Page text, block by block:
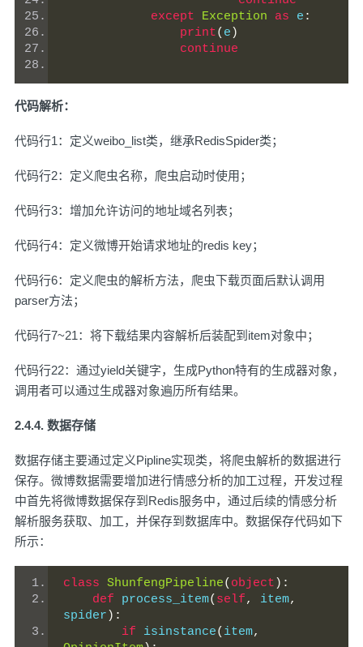
except
Exception as e :
print( e )
continue
代码解析：
代码行1：定义weibo_list类，继承RedisSpider类；
代码行2：定义爬虫名称，爬虫启动时使用；
代码行3：增加允许访问的地址域名列表；
代码行4：定义微博开始请求地址的redis key；
代码行6：定义爬虫的解析方法，爬虫下载页面后默认调用
parser方法；
代码行7~21：将下载结果内容解析后装配到item对象中；
代码行22：通过yield关键字，生成Python特有的生成器对象，
调用者可以通过生成器对象遍历所有结果。
2.4.4. 数据存储
数据存储主要通过定义Pipline实现类，将爬虫解析的数据进行
保存。微博数据需要增加进行情感分析的加工过程，开发过程
中首先将微博数据保存到Redis服务中，通过后续的情感分析
解析服务获取、加工，并保存到数据库中。数据保存代码如下
所示：
class ShunfengPipeline( object ):
def process_item( self, item,
spider ):
if isinstance( item,